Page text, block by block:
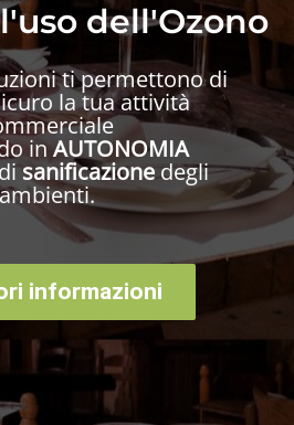
dell'Ozono
ti permettono di
la tua attività
inAUTONOMIA
sanificazionedegli
informazioni